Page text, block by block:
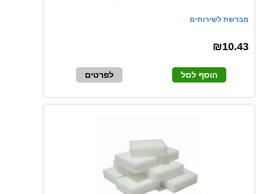
מברשת לשירותים
₪10.43
הוסף לסל לפרטים